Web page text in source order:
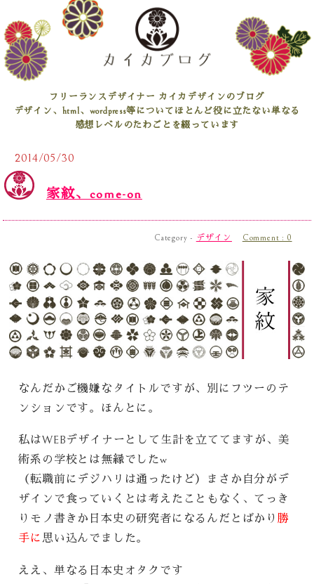
フリーランスデザイナー カイカデザインのブログ
デザイン、html、wordpress等についてほとんど役に立たない単なる
感想レベルのたわごとを綴っています
2014/05/30
家紋、come-on
Category - デザイン Comment : 0
なんだかご機嫌なタイトルですが、別にフツーのテ
ンションです。ほんとに。
私はWEBデザイナーとして生計を立ててますが、美
術系の学校とは無縁でしたw
（転職前にデジハリは通ったけど）まさか自分がデ
ザインで食っていくとは考えたこともなく、てっき
りモノ書きか日本史の研究者になるんだとばかり勝
手に思い込んでました。
ええ、単なる日本史オタクです